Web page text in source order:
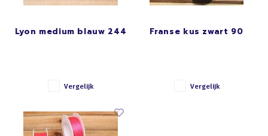
Lyon medium blauw 244
Vergelijk
Franse kus zwart 90
Vergelijk